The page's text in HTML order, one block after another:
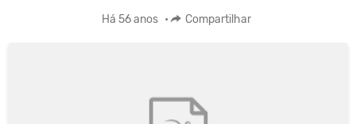
Há 56 anos • Compartilhar